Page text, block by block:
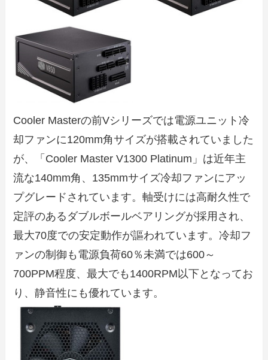
Cooler Masterの前Vシリーズでは電源ユニット冷
却ファンに120mm角サイズが搭載されていました
が、「Cooler Master V1300 Platinum」は近年主
流な140mm角、135mmサイズ冷却ファンにアッ
プグレードされています。軸受けには高耐久性で
定評のあるダブルボールベアリングが採用され、
最大70度での安定動作が謳われています。冷却フ
ァンの制御も電源負荷60％未満では600～
700PPM程度、最大でも1400RPM以下となってお
り、静音性にも優れています。